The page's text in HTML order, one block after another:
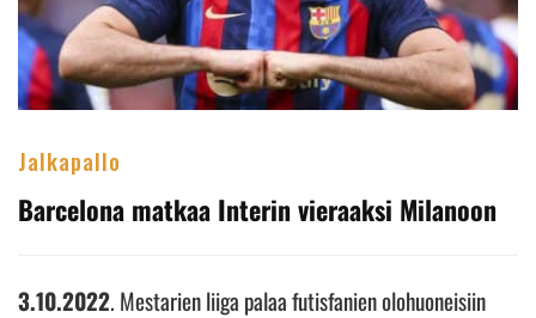
Jalkapallo
Barcelona matkaa Interin vieraaksi Milanoon
3.10.2022. Mestarien liiga palaa futisfanien olohuoneisiin